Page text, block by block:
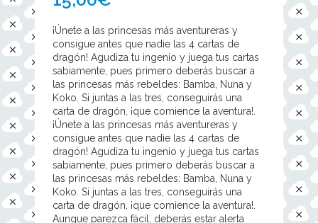
¡Únete a las princesas más aventureras y
consigue antes que nadie las 4 cartas de
dragón! Agudiza tu ingenio y juega tus cartas
sabiamente, pues primero deberás buscar a
las princesas más rebeldes: Bamba, Nuna y
Koko. Si juntas a las tres, conseguirás una
carta de dragón, ¡que comience la aventura!.
¡Únete a las princesas más aventureras y
consigue antes que nadie las 4 cartas de
dragón! Agudiza tu ingenio y juega tus cartas
sabiamente, pues primero deberás buscar a
las princesas más rebeldes: Bamba, Nuna y
Koko. Si juntas a las tres, conseguirás una
carta de dragón, ¡que comience la aventura!.
Aunque parezca fácil, deberás estar alerta